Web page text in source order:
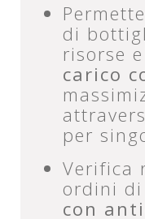
di
risorse e
carico
per
Verifica
ordini
con